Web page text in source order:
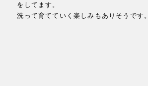
をしてます。
洗って育てていく楽しみもありそうです。